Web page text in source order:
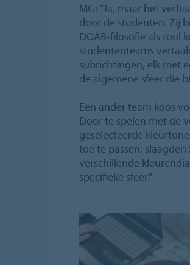
MG: "Ja, maar het
door de studenten. Zij
DOAB-filosofie als tool
studententeams
subrichtingen, elk met
de algemene sfeer die
Een ander team koos
Door te spelen met de
geselecteerde
toe te passen,
verschillende
specifieke sfeer."